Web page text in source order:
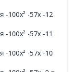
-100x² -57x -12
-100x² -57x -11
-100x² -57x -10